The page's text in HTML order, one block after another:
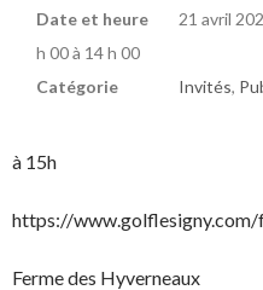
Date et heure
21 avril
h 00 à 14 h 00
Catégorie
Invités,
à 15h
https://
Ferme des Hyverneaux